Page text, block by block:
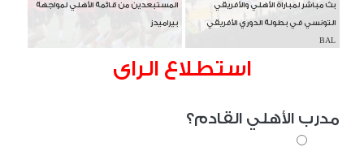
بث مباشر لمباراة الأهلي والأفريقي
التونسي في بطولة الدوري الأفريقي
BAL
المستبعدين من قائمة الأهلي لمواجهة
بيراميدز
استطلاع الراى
مدرب الأهلي القادم؟